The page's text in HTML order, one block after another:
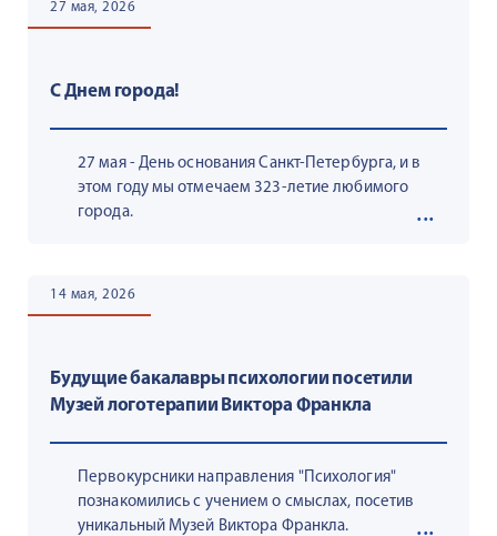
С Днем города!
27 мая, 2026
27 мая - День основания Санкт-Петербурга, и в
этом году мы отмечаем 323-летие любимого
города.
Будущие бакалавры психологии посетили
Музей логотерапии Виктора Франкла
14 мая, 2026
Первокурсники направления "Психология"
познакомились с учением о смыслах, посетив
уникальный Музей Виктора Франкла.